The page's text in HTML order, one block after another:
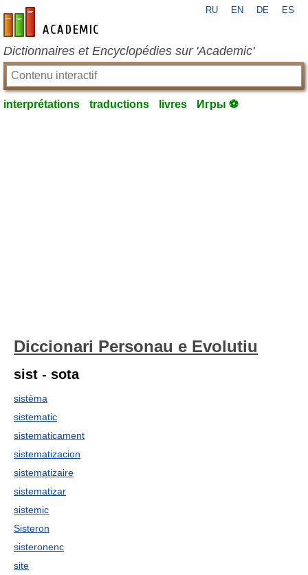
fr-academic.com
RU EN DE ES
Dictionnaires et Encyclopédies sur 'Academic'
interprétations traductions livres Игры ⚽
Diccionari Personau e Evolutiu
sist - sota
sistèma
sistematic
sistematicament
sistematizacion
sistematizaire
sistematizar
sistemic
Sisteron
sisteronenc
site